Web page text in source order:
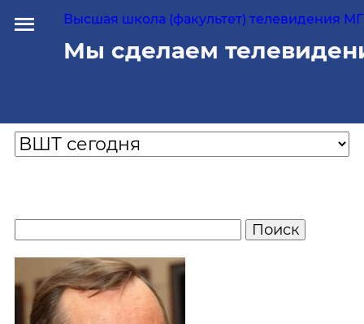
Высшая школа (факультет) телевидения
Мы сделаем